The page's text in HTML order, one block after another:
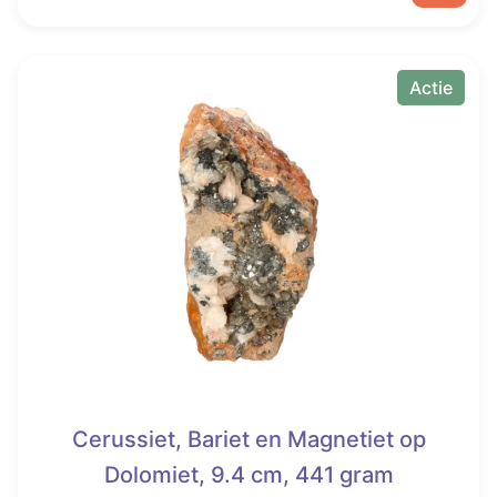
Actie
Cerussiet, Bariet en Magnetiet op
Dolomiet, 9.4 cm, 441 gram